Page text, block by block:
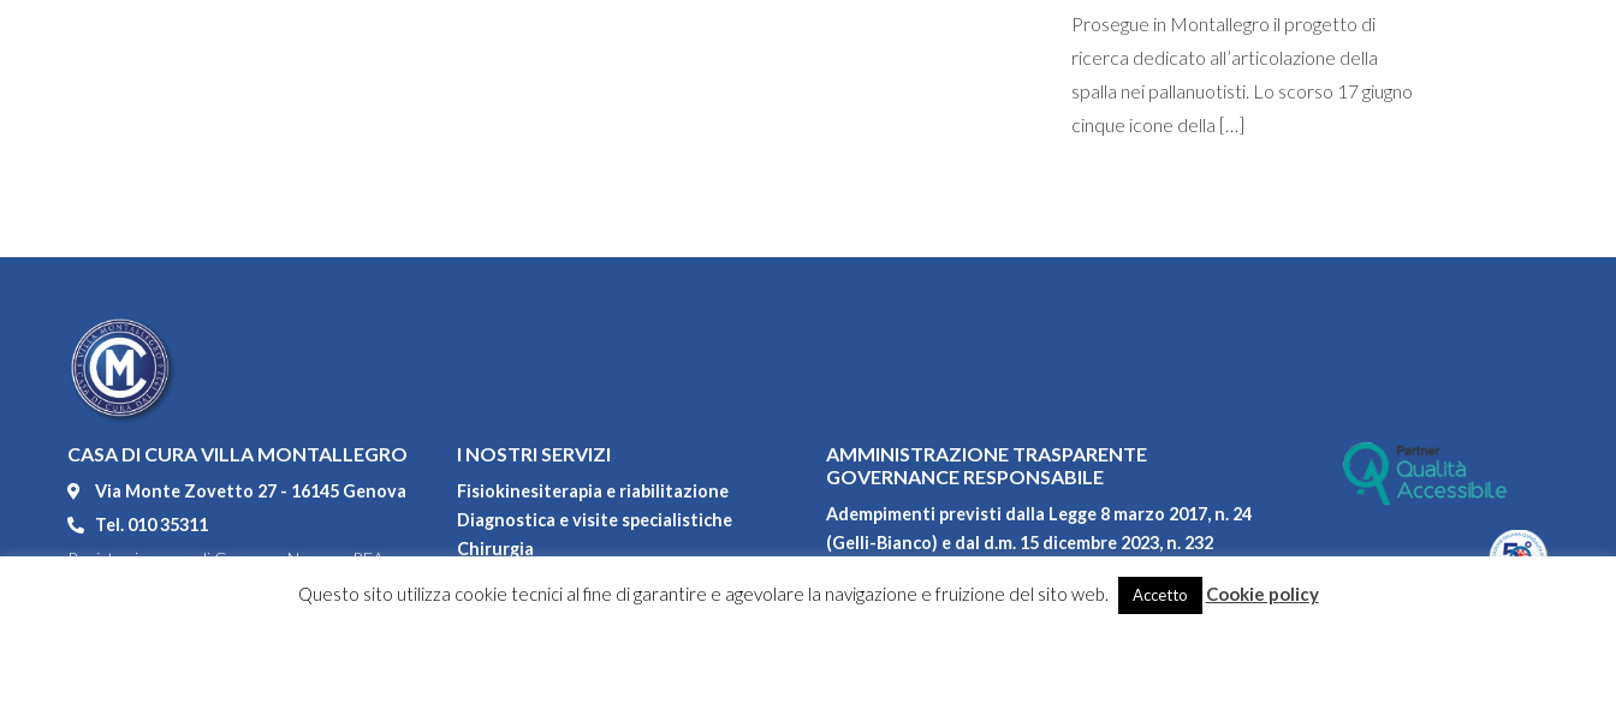
Prosegue in Montallegro il progetto di
ricerca dedicato all’articolazione della
spalla nei pallanuotisti. Lo scorso 17 giugno
cinque icone della […]
CASA DI CURA VILLA MONTALLEGRO
Via Monte Zovetto 27 - 16145 Genova
Tel. 010 35311
Registro imprese di Genova - Numero REA
I NOSTRI SERVIZI
Fisiokinesiterapia e riabilitazione
Diagnostica e visite specialistiche
Chirurgia
Convenzioni
AMMINISTRAZIONE TRASPARENTE
GOVERNANCE RESPONSABILE
Adempimenti previsti dalla Legge 8 marzo 2017, n. 24
(Gelli-Bianco) e dal d.m. 15 dicembre 2023, n. 232
Qualità, ambiente, sicurezza e parità di genere
Carta dei servizi
Questo sito utilizza cookie tecnici al fine di garantire e agevolare la navigazione e fruizione del sito web. Accetto Cookie policy